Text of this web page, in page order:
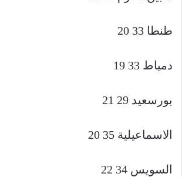
طنطا 33 20
دمياط 33 19
بورسعيد 29 21
الاسماعيلية 35 20
السويس 34 22